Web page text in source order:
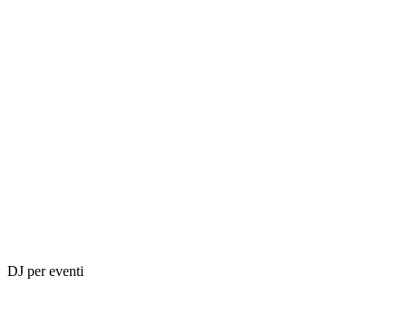
DJ per eventi